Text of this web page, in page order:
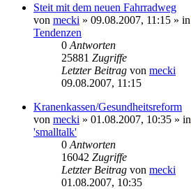
Steit mit dem neuen Fahrradweg
von mecki » 09.08.2007, 11:15 » in
Tendenzen
0 Antworten
25881 Zugriffe
Letzter Beitrag von mecki
09.08.2007, 11:15
Kranenkassen/Gesundheitsreform
von mecki » 01.08.2007, 10:35 » in
'smalltalk'
0 Antworten
16042 Zugriffe
Letzter Beitrag von mecki
01.08.2007, 10:35